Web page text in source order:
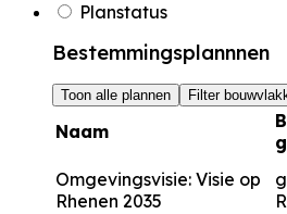
Planstatus
Bestemmingsplannnen
Toon alle plannen Filter
Naam
Omgevingsvisie: Visie op
Rhenen 2035